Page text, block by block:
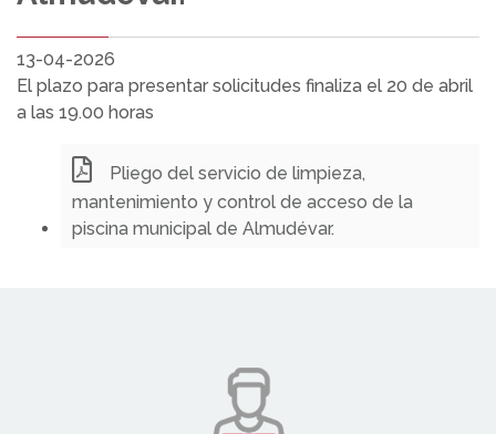
13-04-2026
El plazo para presentar solicitudes finaliza el 20 de abril
a las 19.00 horas
Pliego del servicio de limpieza,
mantenimiento y control de acceso de la
piscina municipal de Almudévar.